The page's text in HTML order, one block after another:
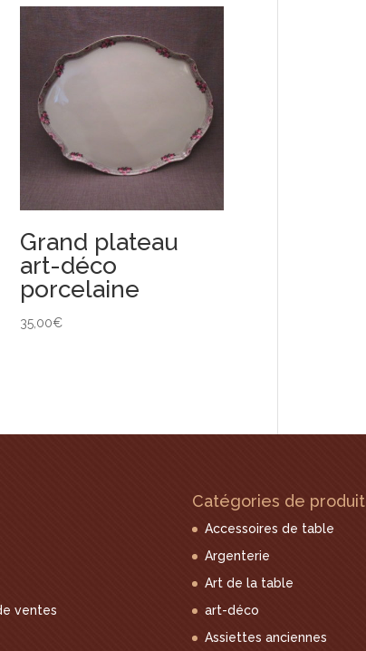
Grand plateau
art-déco
porcelaine
35,00€
ventes
Catégories de produit
Accessoires de table
Argenterie
Art de la table
art-déco
Assiettes anciennes